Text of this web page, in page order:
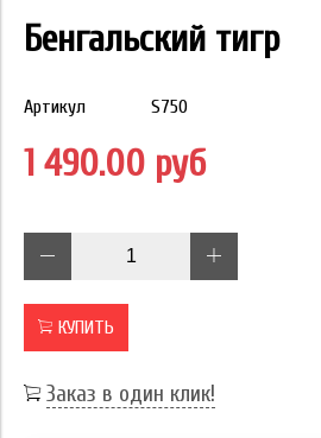
Бенгальский тигр
Артикул S750
1 490.00 руб
КУПИТЬ
Заказ в один клик!